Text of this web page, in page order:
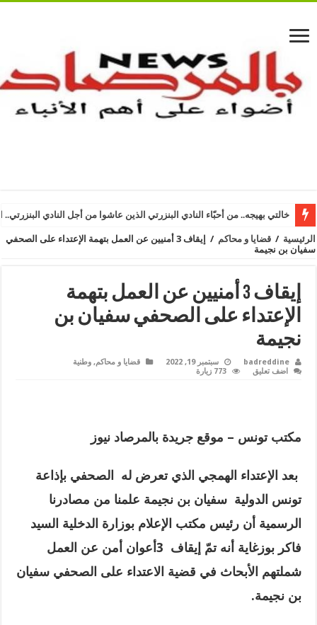
خالتي بهيجه.. من أحبّاء النادي البنزرتي الذين عاشوا من أجل النادي البنزرتي..
الرئيسية / قضايا و محاكم /
إيقاف 3 أمنيين عن العمل بتهمة الإعتداء على الصحفي
سفيان بن نجيمة
إيقاف 3 أمنيين عن العمل بتهمة
الإعتداء على الصحفي سفيان بن
نجيمة
badreddine سبتمبر 19, 2022 قضايا و محاكم,وطنية
اضف تعليق
773 زيارة
مكتب تونس – موقع جريدة بالمرصاد نيوز
بعد الإعتداء الهمجي الذي تعرض له الصحفي بإذاعة
تونس الدولية سفيان بن نجيمة علمنا من مصادرنا
الرسمية أن رئيس مكتب الإعلام بوزارة الدخلية السيد
فاكر بوزغاية أنه تمّ إيقاف 3أعوان
أمن عن العمل
شملتهم الأبحاث في قضية الاعتداء على الصحفي سفيان
بن نجيمة.